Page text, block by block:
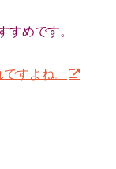
すめです。
すよね。